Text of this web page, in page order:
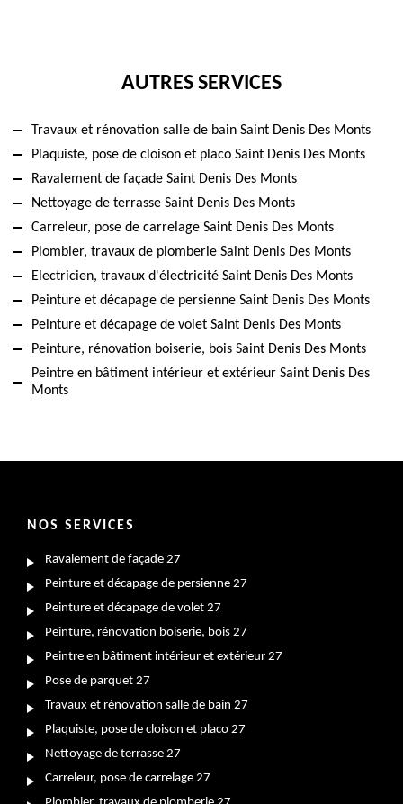
AUTRES SERVICES
Travaux et rénovation salle de bain Saint Denis Des Monts
Plaquiste, pose de cloison et placo Saint Denis Des Monts
Ravalement de façade Saint Denis Des Monts
Nettoyage de terrasse Saint Denis Des Monts
Carreleur, pose de carrelage Saint Denis Des Monts
Plombier, travaux de plomberie Saint Denis Des Monts
Electricien, travaux d'électricité Saint Denis Des Monts
Peinture et décapage de persienne Saint Denis Des Monts
Peinture et décapage de volet Saint Denis Des Monts
Peinture, rénovation boiserie, bois Saint Denis Des Monts
Peintre en bâtiment intérieur et extérieur Saint Denis Des
Monts
NOS SERVICES
Ravalement de façade 27
Peinture et décapage de persienne 27
Peinture et décapage de volet 27
Peinture, rénovation boiserie, bois 27
Peintre en bâtiment intérieur et extérieur 27
Pose de parquet 27
Travaux et rénovation salle de bain 27
Plaquiste, pose de cloison et placo 27
Nettoyage de terrasse 27
Carreleur, pose de carrelage 27